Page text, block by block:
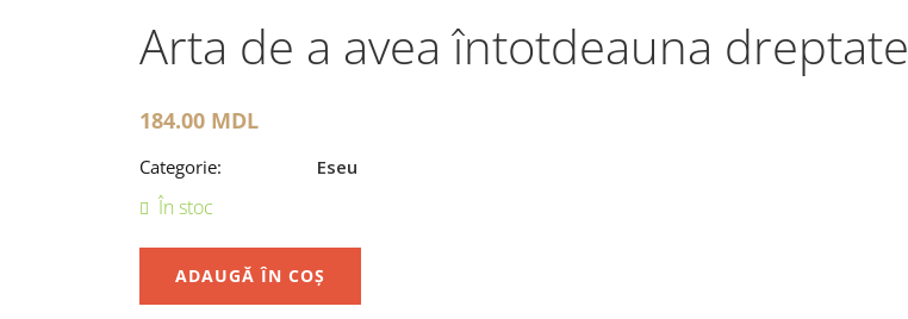
Arta de a avea întotdeauna dreptate
184.00 MDL
Categorie: Eseu
În stoc
ADAUGĂ ÎN COȘ